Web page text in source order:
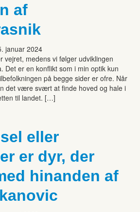
af
januar 2024
vejret, medens vi følger udviklingen
Det er en konflikt som i min optik kun
på begge sider er ofre. Når
det være svært at finde hoved og hale i
til landet. […]
eller
er dyr, der
hinanden af